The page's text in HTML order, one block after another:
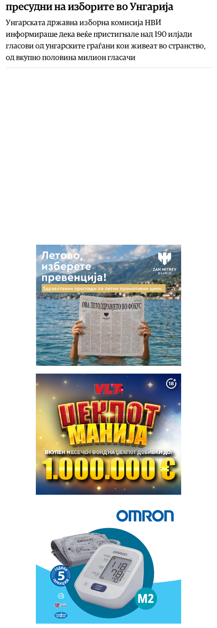
пресудни на изборите во Унгарија
Унгарската државна изборна комисија НВИ
информираше дека веќе пристигнале над 190 илјади
гласови од унгарските граѓани кои живеат во странство,
од вкупно половина милион гласачи